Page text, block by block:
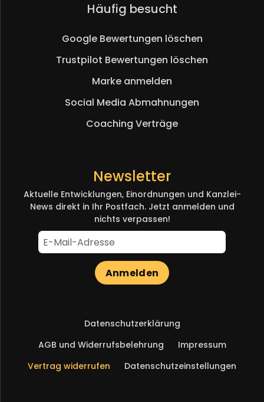
Häufig besucht
Google Bewertungen löschen
Trustpilot Bewertungen löschen
Marke anmelden
Social Media Abmahnungen
Coaching Verträge
Newsletter
Aktuelle Entwicklungen, Einordnungen und Kanzlei-
News direkt in Ihr Postfach. Jetzt anmelden und
nichts verpassen!
Anmelden
Navigation
Datenschutzerklärung
AGB und Widerrufsbelehrung
Impressum
Vertrag widerrufen
Datenschutzeinstellungen